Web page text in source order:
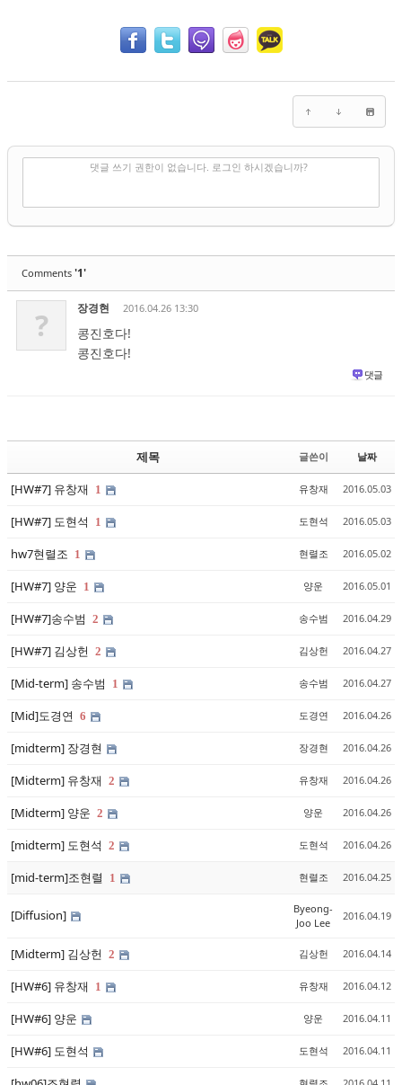
댓글 쓰기 권한이 없습니다. 로그인 하시겠습니까?
Comments '1'
? 장경현 2016.04.26 13:30
콩진호다!
콩진호다!
댓글
제목 글쓴이 날짜
[HW#7] 유창재 1 유창재 2016.05.03
[HW#7] 도현석 1 도현석 2016.05.03
hw7현렬조 1 현렬조 2016.05.02
[HW#7] 양운 1 양운 2016.05.01
[HW#7]송수범 2 송수범 2016.04.29
[HW#7] 김상헌 2 김상헌 2016.04.27
[Mid-term] 송수범 1 송수범 2016.04.27
[Mid]도경연 6 도경연 2016.04.26
[midterm] 장경현 장경현 2016.04.26
[Midterm] 유창재 2 유창재 2016.04.26
[Midterm] 양운 2 양운 2016.04.26
[midterm] 도현석 2 도현석 2016.04.26
[mid-term]조현렬 1 현렬조 2016.04.25
[Diffusion]
Byeong-
Joo Lee
2016.04.19
[Midterm] 김상헌 2 김상헌 2016.04.14
[HW#6] 유창재 1 유창재 2016.04.12
[HW#6] 양운 양운 2016.04.11
[HW#6] 도현석 도현석 2016.04.11